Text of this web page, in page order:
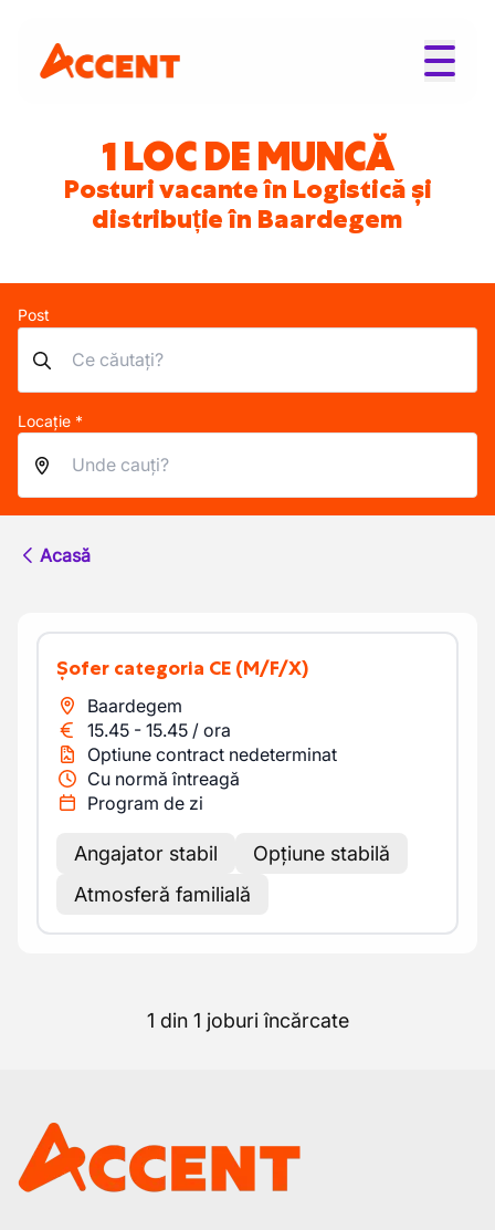
1 LOC DE MUNCĂ
Posturi vacante în Logistică și
distribuție în Baardegem
Post
Locație *
Acasă
Șofer categoria CE (M/F/X)
Baardegem
15.45 - 15.45 / ora
Optiune contract nedeterminat
Cu normă întreagă
Program de zi
Angajator stabil
Opțiune stabilă
Atmosferă familială
1 din 1 joburi încărcate